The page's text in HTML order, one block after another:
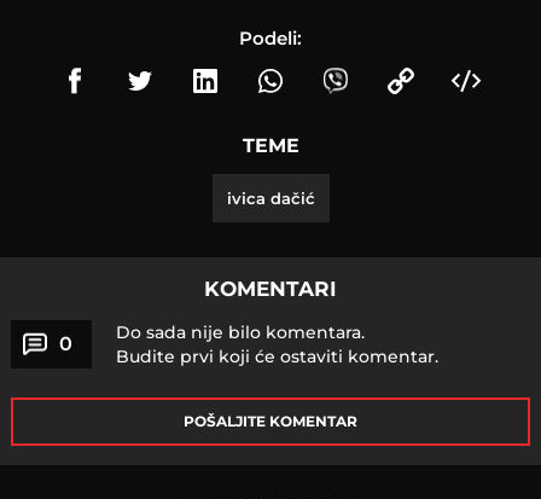
Podeli:
TEME
ivica dačić
KOMENTARI
0
Do sada nije bilo komentara.
Budite prvi koji će ostaviti komentar.
POŠALJITE KOMENTAR